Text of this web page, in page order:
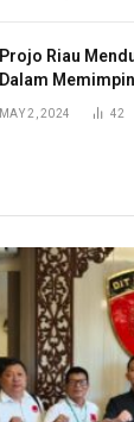
Projo Riau
Dalam
MAY 2, 2024 42